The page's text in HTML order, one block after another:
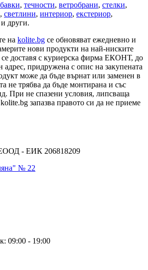
, течности, ветробрани, стелки,
, светлини, интериор, екстериор,
и други.
на kolite.bg се обновяват ежедневно и
нови продукти на най-ниските
доставя с куриерска фирма ЕКОНТ, до
адрес, придружена с опис на закупената
може да бъде върнат или заменен в
не трябва да бъде монтирана и със
При не спазени условия, липсваща
запазва правото си да не приеме
- ЕИК 206818209
№ 22
09:00 - 19:00